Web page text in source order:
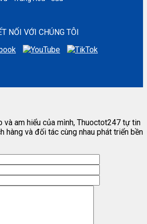
NỐI VỚI CHÚNG TÔI
và am hiểu của mình, Thuoctot247 tự tin
hàng và đối tác cùng nhau phát triển bền